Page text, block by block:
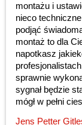
montażu i
nieco
podjąć
montaż to dla
napotkasz
sprawnie
sygnał będzie
mógł w pełni
Jens Petter